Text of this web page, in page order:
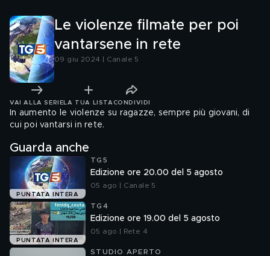
Le violenze filmate per poi
vantarsene in rete
09 giu 2024 | Canale 5
VAI ALLA SERIE LA TUA LISTA CONDIVIDI
In aumento le violenze su ragazze, sempre più giovani, di
cui poi vantarsi in rete.
Guarda anche
PUNTATA INTERA
TG5
Edizione ore 20.00 del 5 agosto
05 ago | Canale 5
PUNTATA INTERA
TG4
Edizione ore 19.00 del 5 agosto
05 ago | Rete 4
STUDIO APERTO